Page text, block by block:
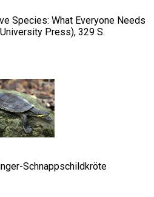
Species: What Everyone Needs
Press), 329 S.
Schnappschildkröte